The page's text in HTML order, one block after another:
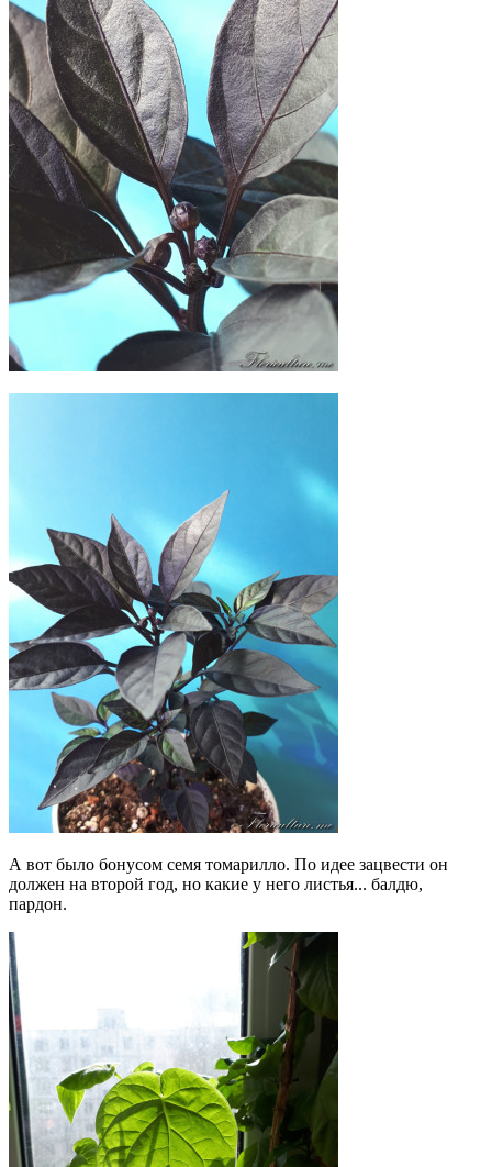
А вот было бонусом семя томарилло. По идее зацвести он
должен на второй год, но какие у него листья... балдю,
пардон.